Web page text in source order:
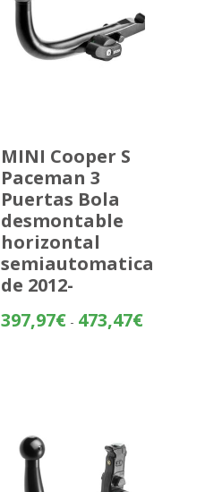
MINI Cooper S
Paceman 3
Puertas Bola
desmontable
horizontal
semiautomatica
de 2012-
397,97€ - 473,47€Rango